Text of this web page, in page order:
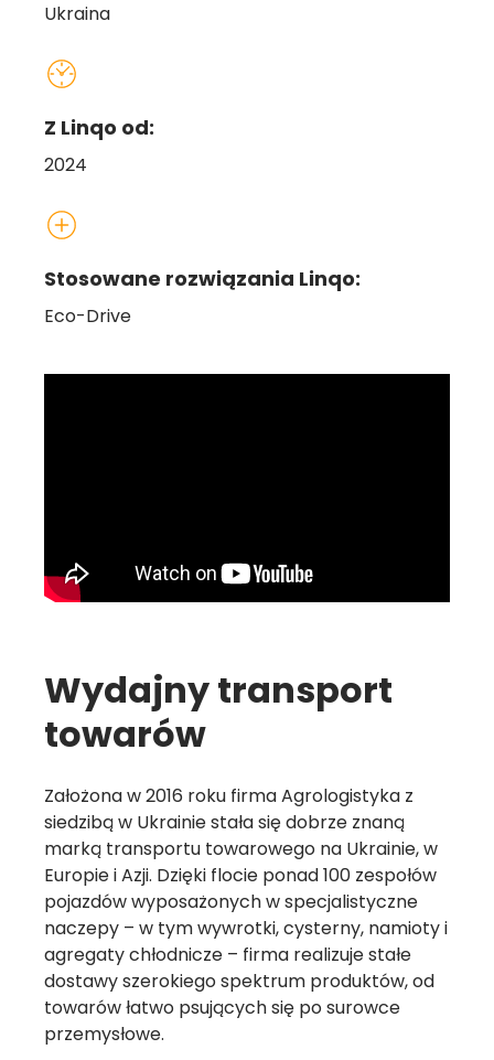
Ukraina
Z Linqo od:
2024
Stosowane rozwiązania Linqo:
Eco-Drive
Wydajny transport
towarów
Założona w 2016 roku firma Agrologistyka z
siedzibą w Ukrainie stała się dobrze znaną
marką transportu towarowego na Ukrainie, w
Europie i Azji. Dzięki flocie ponad 100 zespołów
pojazdów wyposażonych w specjalistyczne
naczepy – w tym wywrotki, cysterny, namioty i
agregaty chłodnicze – firma realizuje stałe
dostawy szerokiego spektrum produktów, od
towarów łatwo psujących się po surowce
przemysłowe.